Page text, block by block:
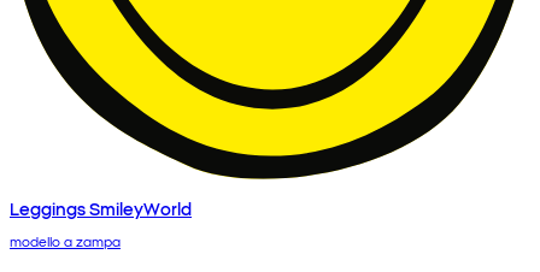
Leggings SmileyWorld
modello a zampa